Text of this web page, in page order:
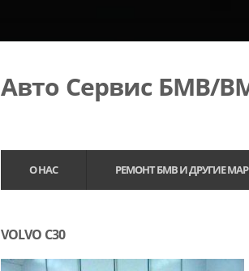
Авто Сервис БМВ/
О НАС РЕМОНТ БМВ И ДРУГИЕ
VOLVO C30